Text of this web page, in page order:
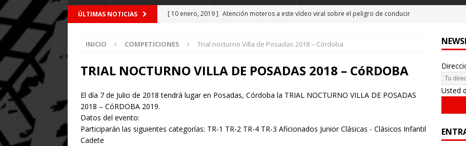
ÚLTIMAS NOTICIAS [ 10 enero, 2019 ] Atención moteros a este vídeo viral sobre el peligro de conducir
[ 26 febrero, 2018 ] Primer día de tests en Montmeló Temporada 2018
[ 9 enero, 2018 ]
Accidente de Nani Roma en el Dakar 2018
NOTICIAS
INICIO COMPETICIONES Trial nocturno Villa de Posadas 2018 – Córdoba
TRIAL NOCTURNO VILLA DE POSADAS 2018 – CóRDOBA
El día 7 de Julio de 2018 tendrá lugar en Posadas, Córdoba la TRIAL NOCTURNO VILLA DE POSADAS
2018 – CóRDOBA 2019.
Datos del evento:
Participarán las siguientes categorías: TR-1 TR-2 TR-4 TR-3 Aficionados Junior Clásicas - Clásicos Infantil
Cadete
Usted